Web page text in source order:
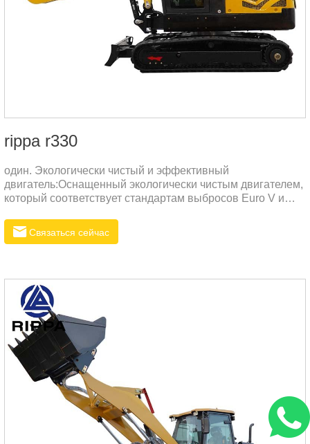
rippa r330
один. Экологически чистый и эффективный
двигатель:Оснащенный экологически чистым двигателем,
который соответствует стандартам выбросов Euro V и
может достигать высокой выходной мощности.Высокая
топливная эффективность, экономичность и
Связаться сейчас